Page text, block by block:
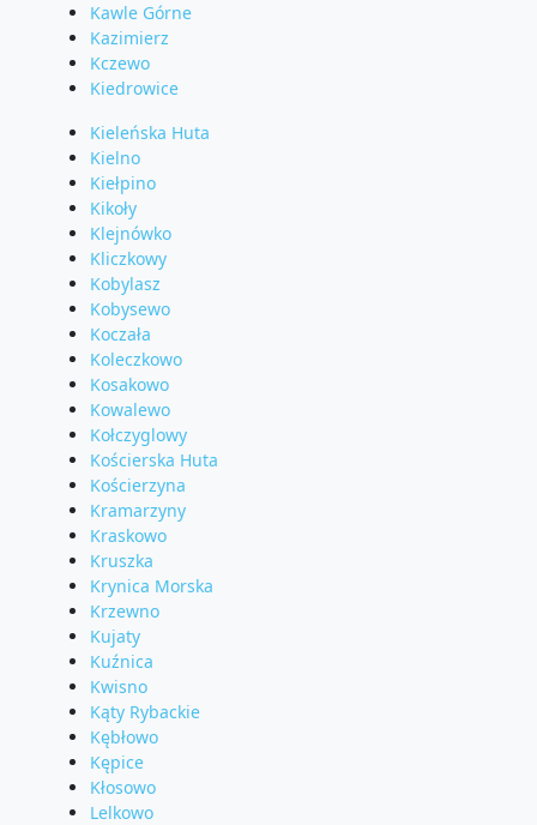
Kawle Górne
Kazimierz
Kczewo
Kiedrowice
Kieleńska Huta
Kielno
Kiełpino
Kikoły
Klejnówko
Kliczkowy
Kobylasz
Kobysewo
Koczała
Koleczkowo
Kosakowo
Kowalewo
Kołczyglowy
Kościerska Huta
Kościerzyna
Kramarzyny
Kraskowo
Kruszka
Krynica Morska
Krzewno
Kujaty
Kuźnica
Kwisno
Kąty Rybackie
Kębłowo
Kępice
Kłosowo
Lelkowo